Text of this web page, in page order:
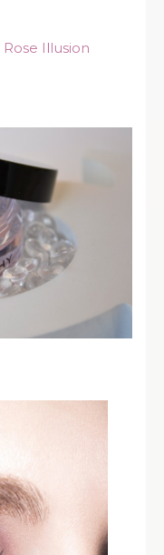
Rose Illusion